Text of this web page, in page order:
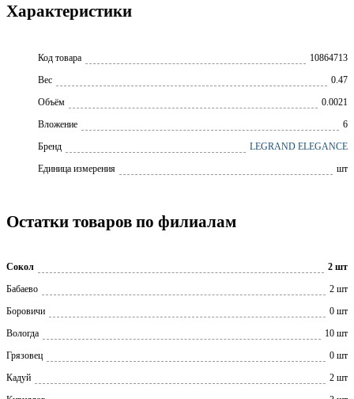
Характеристики
Код товара
10864713
Вес
0.47
Объём
0.0021
Вложение
6
Бренд
LEGRAND ELEGANCE
Единица измерения
шт
Остатки товаров по филиалам
Сокол
2 шт
Бабаево
2 шт
Боровичи
0 шт
Вологда
10 шт
Грязовец
0 шт
Кадуй
2 шт